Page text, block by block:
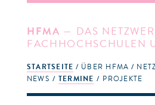
HFMA — DAS
FACHHOCHSCHULEN
STARTSEITE
NEWS
TERMINE PROJEKTE
ÜBER HFMA